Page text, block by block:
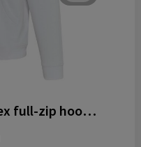
Jasper 280 g/m² unisex full-zip hoodie van OCS gerecycled organisch katoen